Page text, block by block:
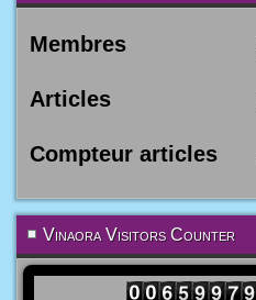
Membres
Articles
Compteur articles
Vinaora Visitors Counter